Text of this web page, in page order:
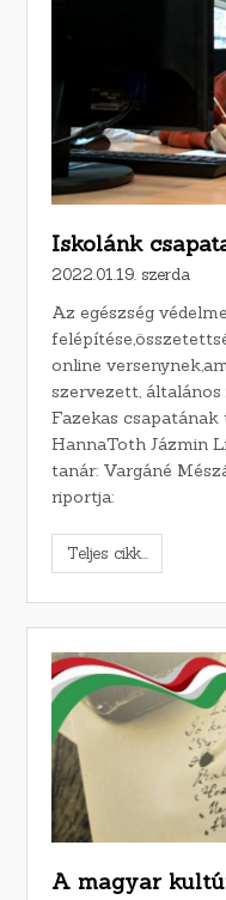
Iskolánk
2022.01.19. szerda
Az egészség
online
szervezett,
Fazekas
HannaToth Jázmin
tanár: Vargáné
riportja:
Teljes cikk...
A magyar